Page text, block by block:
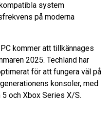
system
på moderna
kommer att tillkännages
2025. Techland har
för att fungera väl på
konsoler, med
och Xbox Series X/S.